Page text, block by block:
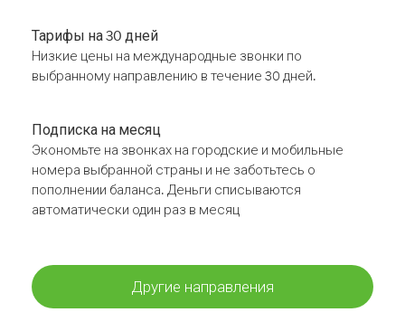
Тарифы на 30 дней
Низкие цены на международные звонки по
выбранному направлению в течение 30 дней.
Подписка на месяц
Экономьте на звонках на городские и мобильные
номера выбранной страны и не заботьтесь о
пополнении баланса. Деньги списываются
автоматически один раз в месяц
Другие направления